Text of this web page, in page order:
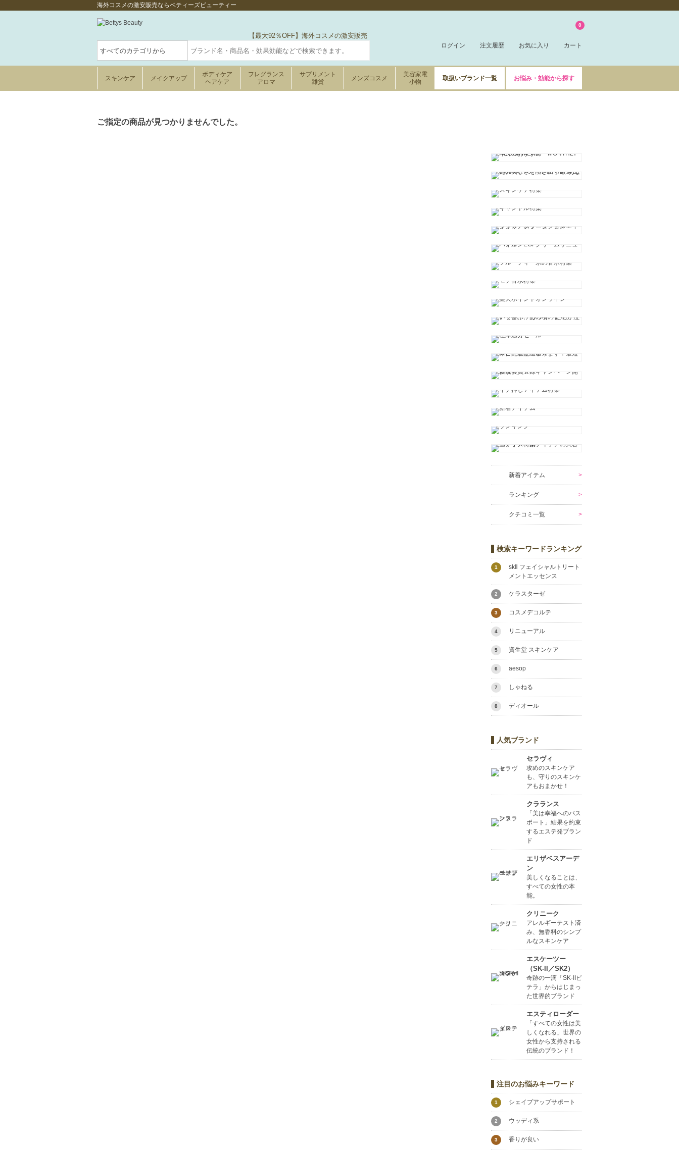
海外コスメの激安販売ならベティーズビューティー
【最大92％OFF】海外コスメの激安販売
ログイン 注文履歴 お気に入り カート
0
スキンケア メイクアップ
ボディケア
ヘアケア
フレグランス
アロマ
サプリメント
雑貨
メンズコスメ
美容家電
小物
取扱いブランド一覧 お悩み・効能から探す
ご指定の商品が見つかりませんでした。
新着アイテム
ランキング
クチコミ一覧
検索キーワードランキング
1
skⅡ フェイシャルトリート
メントエッセンス
2 ケラスターゼ
3 コスメデコルテ
4 リニューアル
5 資生堂 スキンケア
6 aesop
7 しゃねる
8 ディオール
人気ブランド
セラヴィ
攻めのスキンケア
も、守りのスキンケ
アもおまかせ！
クラランス
「美は幸福へのパス
ポート」結果を約束
するエステ発ブラン
ド
エリザベスアーデ
ン
美しくなることは、
すべての女性の本
能。
クリニーク
アレルギーテスト済
み、無香料のシンプ
ルなスキンケア
エスケーツー
（SK-II／SK2）
奇跡の一滴「SK-IIピ
テラ」からはじまっ
た世界的ブランド
エスティローダー
「すべての女性は美
しくなれる」世界の
女性から支持される
伝統のブランド！
注目のお悩みキーワード
1 シェイプアップサポート
2 ウッディ系
3 香りが良い